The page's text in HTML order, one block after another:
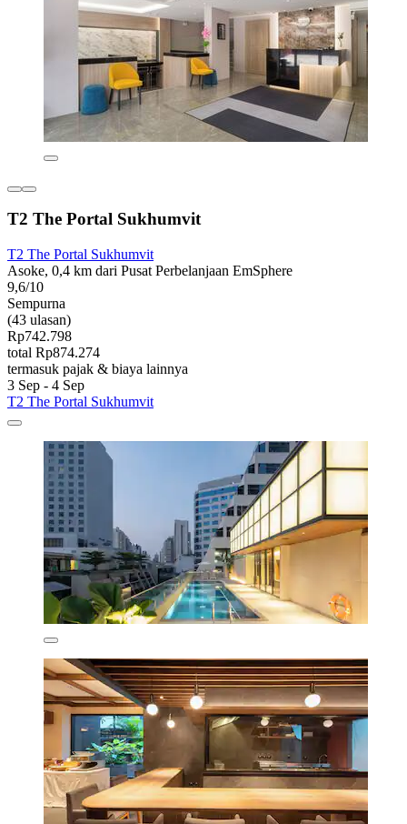
T2 The Portal Sukhumvit
T2 The Portal Sukhumvit
Asoke, 0,4 km dari Pusat Perbelanjaan EmSphere
9,6/10
Sempurna
(43 ulasan)
Rp742.798
total Rp874.274
termasuk pajak & biaya lainnya
3 Sep - 4 Sep
T2 The Portal Sukhumvit